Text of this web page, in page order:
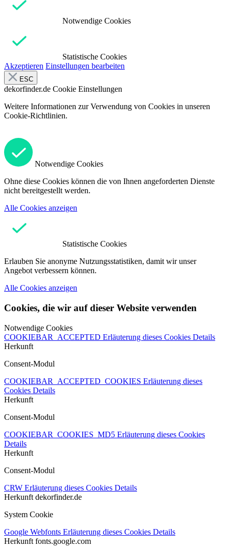
Notwendige Cookies
Statistische Cookies
Akzeptieren Einstellungen bearbeiten
ESC
dekorfinder.de Cookie Einstellungen
Weitere Informationen zur Verwendung von Cookies in unseren
Cookie-Richtlinien.
Notwendige Cookies
Ohne diese Cookies können die von Ihnen angeforderten Dienste
nicht bereitgestellt werden.
Alle Cookies anzeigen
Statistische Cookies
Erlauben Sie anonyme Nutzungsstatistiken, damit wir unser
Angebot verbessern können.
Alle Cookies anzeigen
Cookies, die wir auf dieser Website verwenden
Notwendige Cookies
COOKIEBAR_ACCEPTED Erläuterung dieses Cookies Details
Herkunft
Consent-Modul
COOKIEBAR_ACCEPTED_COOKIES Erläuterung dieses
Cookies Details
Herkunft
Consent-Modul
COOKIEBAR_COOKIES_MD5 Erläuterung dieses Cookies
Details
Herkunft
Consent-Modul
CRW Erläuterung dieses Cookies Details
Herkunft dekorfinder.de
System Cookie
Google Webfonts Erläuterung dieses Cookies Details
Herkunft fonts.google.com